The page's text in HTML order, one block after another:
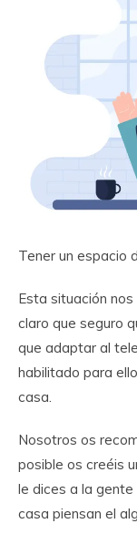
Tener un espacio
Esta situación
claro que seguro
que adaptar al
habilitado para
casa.
Nosotros os
posible os creéis
le dices a la
casa piensan el